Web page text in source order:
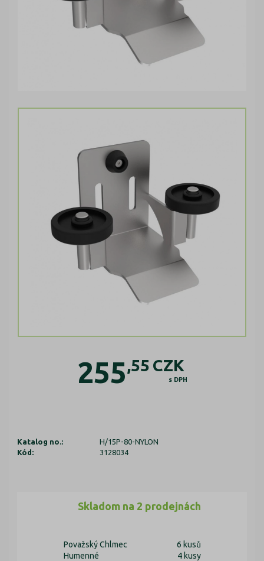
255,55 CZK
s DPH
Katalog no.:
H/15P-80-NYLON
Kód:
3128034
Skladom na 2 prodejnách
Považský Chlmec
6 kusů
Humenné
4 kusy